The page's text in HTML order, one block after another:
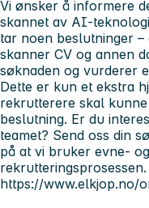
Vi ønsker å informere
skannet av AI-
tar noen beslutninger
skanner CV og annen
søknaden og vurderer
Dette er kun et ekstra
rekrutterere skal
beslutning. Er du
teamet? Send oss din
på at vi bruker evne-
https://www.elkjop.no/